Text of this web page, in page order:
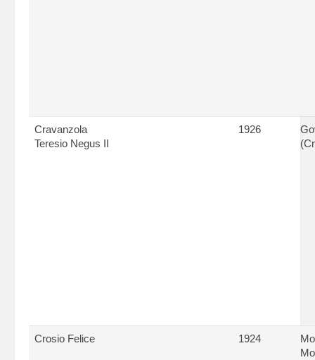
Cravanzola
Teresio Negus II
1926
Crosio Felice 1924